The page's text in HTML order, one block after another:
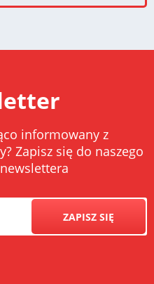
informowany z
Zapisz się do naszego
ZAPISZ SIĘ